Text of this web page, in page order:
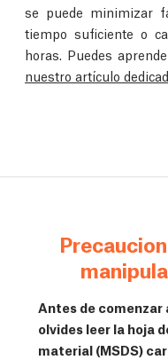
se puede minimizar
tiempo suficiente o
horas. Puedes
nuestro artículo
Antes de comenzar
olvides leer la hoja
material (MSDS)